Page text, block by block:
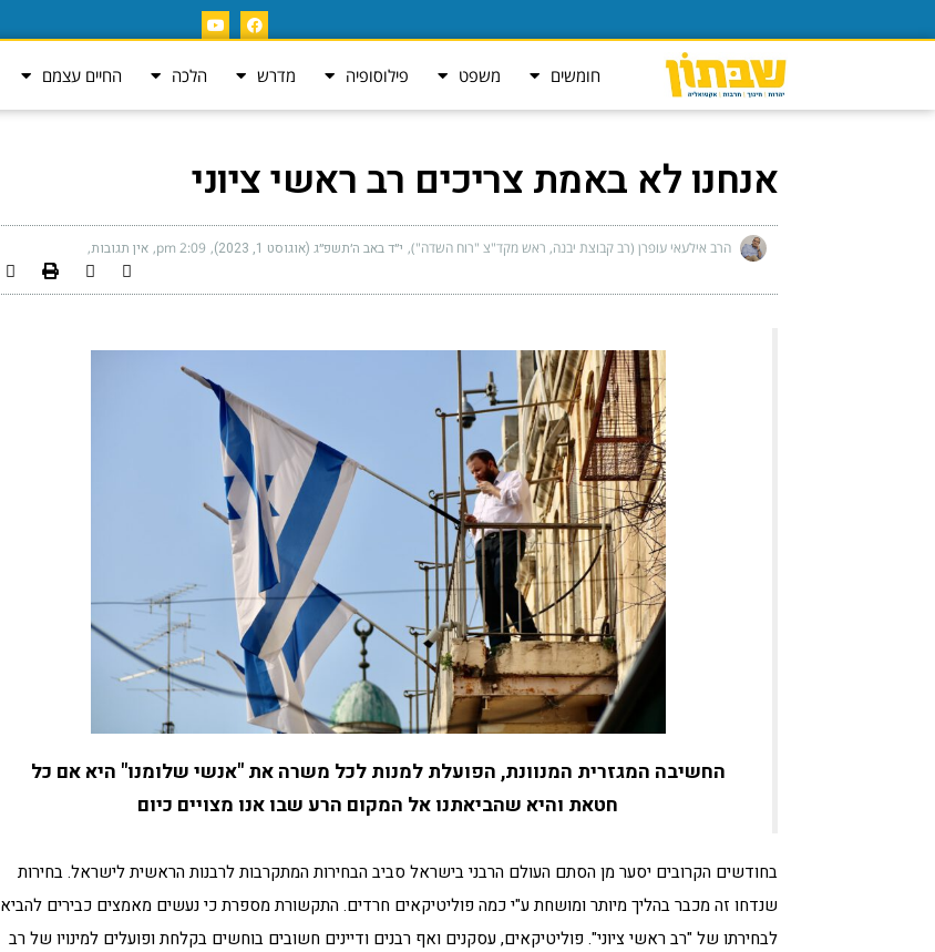
חומשים משפט פילוסופיה מדרש הלכה החיים עצמם
אנחנו לא באמת צריכים רב ראשי ציוני
הרב אילעאי עופרן (רב קבוצת יבנה, ראש מקד"צ "רוח השדה") י״ד באב ה׳תשפ״ג (אוגוסט 1, 2023) 2:09 pm אין תגובות
החשיבה המגזרית המנוונת, הפועלת למנות לכל משרה את "אנשי שלומנו" היא אם כל
חטאת והיא שהביאתנו אל המקום הרע שבו אנו מצויים כיום
בחודשים הקרובים יסער מן הסתם העולם הרבני בישראל סביב הבחירות המתקרבות לרבנות הראשית לישראל. בחירות
שנדחו זה מכבר בהליך מיותר ומושחת ע"י כמה פוליטיקאים חרדים. התקשורת מספרת כי נעשים מאמצים כבירים להביא
לבחירתו של "רב ראשי ציוני". פוליטיקאים, עסקנים ואף רבנים ודיינים חשובים בוחשים בקלחת ופועלים למינויו של רב